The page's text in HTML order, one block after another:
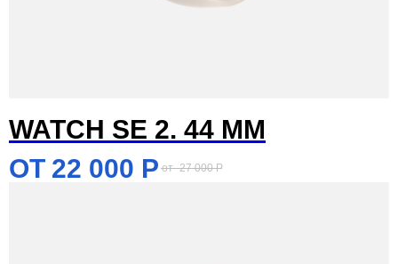
WATCH SE 2. 44 MM
22 000 Р 27 000 Р